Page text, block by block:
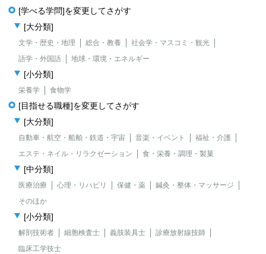
[学べる学問]を変更してさがす
[大分類]
文学・歴史・地理 総合・教養
社会学・マスコミ・観光
語学・外国語
地球・環境・エネルギー
[小分類]
栄養学 食物学
[目指せる職種]を変更してさがす
[大分類]
自動車・航空・船舶・鉄道・宇宙 音楽・イベント
福祉・介護
エステ・ネイル・リラクゼーション
食・栄養・調理・製菓
[中分類]
医療治療 心理・リハビリ 保健・薬
鍼灸・整体・マッサージ
そのほか
[小分類]
解剖技術者 細胞検査士 義肢装具士
診療放射線技師
臨床工学技士